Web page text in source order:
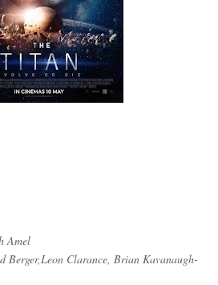
Amel
Berger,Leon Clarance, Brian Kavanaugh-